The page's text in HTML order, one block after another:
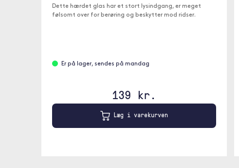
Dette hærdet glas har et stort lysindgang, er meget
følsomt over for berøring og beskytter mod ridser.
Er på lager, sendes på mandag
139 kr.
Læg i varekurven